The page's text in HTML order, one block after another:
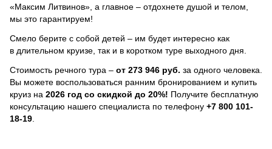
«Максим Литвинов», а главное – отдохнете душой и телом,
мы это гарантируем!
Смело берите с собой детей – им будет интересно как
в длительном круизе, так и в коротком туре выходного дня.
Стоимость речного тура – от 273 946 руб. за одного человека.
Вы можете воспользоваться ранним бронированием и купить
круиз на 2026 год со скидкой до 20%! Получите бесплатную
консультацию нашего специалиста по телефону +7 800 101-
18-19